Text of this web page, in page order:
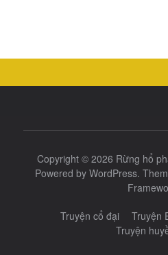
Copyright © 2026 Rừng hổ
Powered by WordPress.
Truyện cổ đại Truyện
Truyện